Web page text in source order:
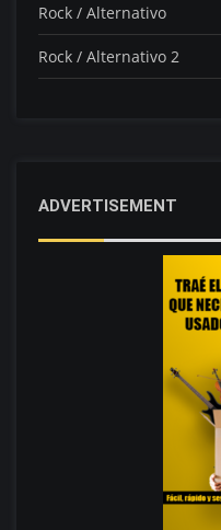
Rock / Alternativo
Rock / Alternativo 2
ADVERTISEMENT